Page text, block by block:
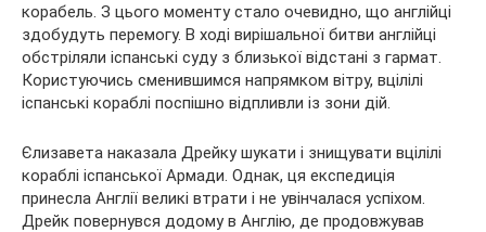
корабель. З цього моменту стало очевидно, що англійці
здобудуть перемогу. В ході вирішальної битви англійці
обстріляли іспанські суду з близької відстані з гармат.
Користуючись сменившимся напрямком вітру, вцілілі
іспанські кораблі поспішно відпливли із зони дій.
Єлизавета наказала Дрейку шукати і знищувати вцілілі
кораблі іспанської Армади. Однак, ця експедиція
принесла Англії великі втрати і не увінчалася успіхом.
Дрейк повернувся додому в Англію, де продовжував